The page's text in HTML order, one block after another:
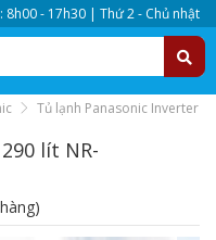
8h00 - 17h30 | Thứ 2 - Chủ nhật
Tủ lạnh Panasonic Inverter
lít NR-